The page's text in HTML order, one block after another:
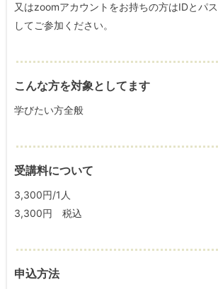
又はzoomアカウントをお持ちの方はIDとパ
してご参加ください。
こんな方を対象としてます
学びたい方全般
受講料について
3,300円/1人
3,300円 税込
申込方法